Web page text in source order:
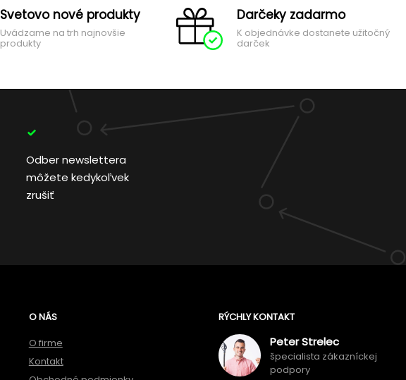
Svetovo nové produkty
Uvádzame na trh najnovšie
produkty
Darčeky zadarmo
K objednávke dostanete užitočný
darček
Odber newslettera
môžete kedykoľvek
zrušiť
O NÁS
O firme
Kontakt
RÝCHLY KONTAKT
Peter Strelec
špecialista zákazníckej
podpory